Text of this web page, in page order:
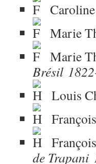
Marie
Marie
Brésil
Louis
de Trapani